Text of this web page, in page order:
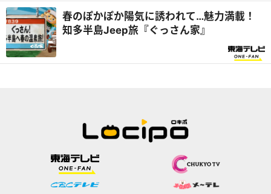
春のぽかぽか陽気に誘われて…魅力満載！
知多半島Jeep旅『ぐっさん家』